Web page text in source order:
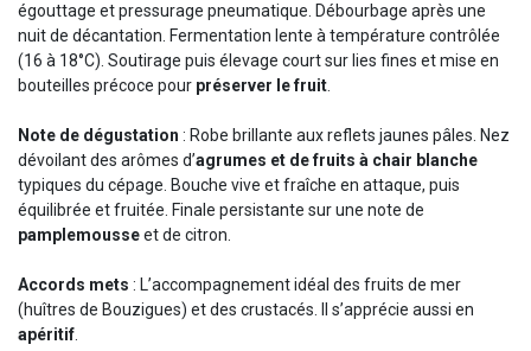
égouttage et pressurage pneumatique. Débourbage après une
nuit de décantation. Fermentation lente à température contrôlée
(16 à 18°C). Soutirage puis élevage court sur lies fines et mise en
bouteilles précoce pour préserver le fruit.
Note de dégustation : Robe brillante aux reflets jaunes pâles. Nez
dévoilant des arômes d’agrumes et de fruits à chair blanche
typiques du cépage. Bouche vive et fraîche en attaque, puis
équilibrée et fruitée. Finale persistante sur une note de
pamplemousseet de citron.
Accords mets : L’accompagnement idéal des fruits de mer
(huîtres de Bouzigues) et des crustacés. Il s’apprécie aussi en
apéritif.